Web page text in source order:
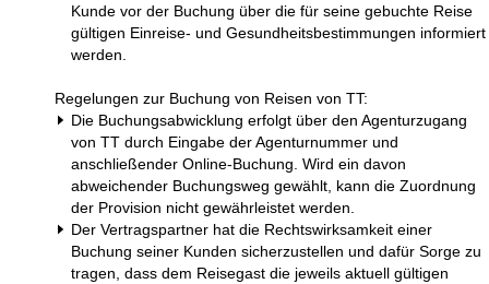
Kunde vor der Buchung über die für seine gebuchte Reise
gültigen Einreise- und Gesundheitsbestimmungen informiert
werden.
Regelungen zur Buchung von Reisen von TT:
Die Buchungsabwicklung erfolgt über den Agenturzugang
von TT durch Eingabe der Agenturnummer und
anschließender Online-Buchung. Wird ein davon
abweichender Buchungsweg gewählt, kann die Zuordnung
der Provision nicht gewährleistet werden.
Der Vertragspartner hat die Rechtswirksamkeit einer
Buchung seiner Kunden sicherzustellen und dafür Sorge zu
tragen, dass dem Reisegast die jeweils aktuell gültigen